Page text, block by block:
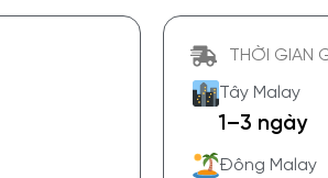
THỜI GIAN
Tây Malay
1–3 ngày
Đông Malay